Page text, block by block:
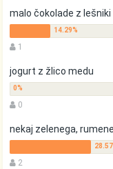
malo čokolade z lešniki
1
jogurt z žlico medu
0
nekaj zelenega,
2